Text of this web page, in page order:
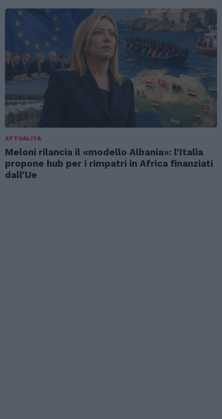
ATTUALITÀ
Meloni rilancia il «modello Albania»: l’Italia
propone hub per i rimpatri in Africa finanziati
dall’Ue